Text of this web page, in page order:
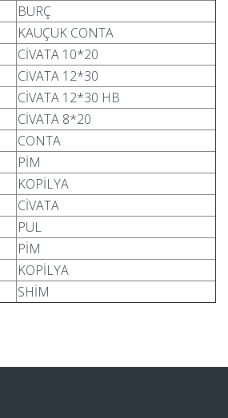
BURÇ
KAUÇUK CONTA
CİVATA 10*20
CİVATA 12*30
CİVATA 12*30 HB
CİVATA 8*20
CONTA
PİM
KOPİLYA
CİVATA
PUL
PİM
KOPİLYA
SHİM